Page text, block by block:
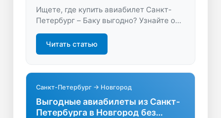
Ищете, где купить авиабилет Санкт-
Петербург – Баку выгодно? Узнайте о
удобных способах бронирования.
Планируйте путешествие быстро и
Читать статью
Санкт-Петербург → Новгород
Выгодные авиабилеты из Санкт-
Петербурга в Новгород без